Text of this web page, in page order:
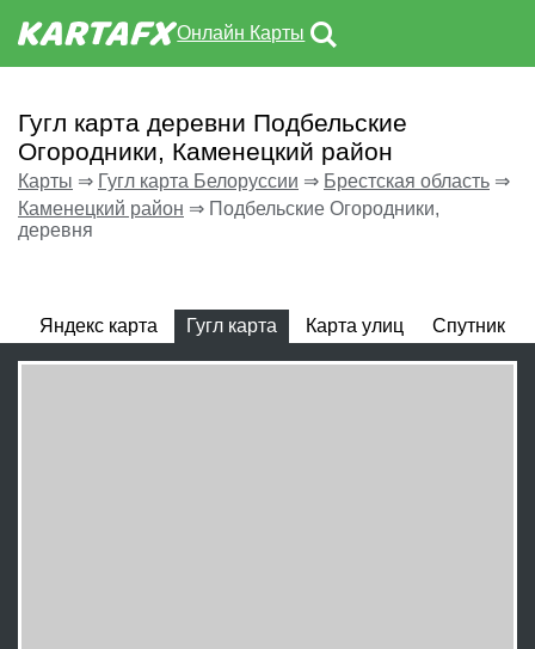
Онлайн Карты
Гугл карта деревни Подбельские
Огородники, Каменецкий район
Карты ⇒ Гугл карта Белоруссии ⇒ Брестская область ⇒
Каменецкий район ⇒ Подбельские Огородники,
деревня
Яндекс карта Гугл карта Карта улиц Спутник